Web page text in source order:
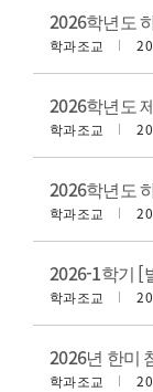
2026학년도
학과조교
학과조교
학과조교
학과조교
학과조교